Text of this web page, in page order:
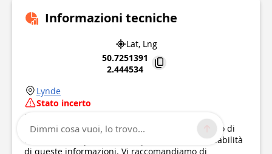
Informazioni tecniche
Lat, Lng
50.7251391
2.444534
Lynde
Stato incerto
Punto di interesse aggiornato il
Questo punto di interesse non è stato aggiornato di
recente, il che potrebbe compromettere la affidabilità
di queste informazioni. Vi raccomandiamo di
Dimmi cosa vuoi, lo trovo...